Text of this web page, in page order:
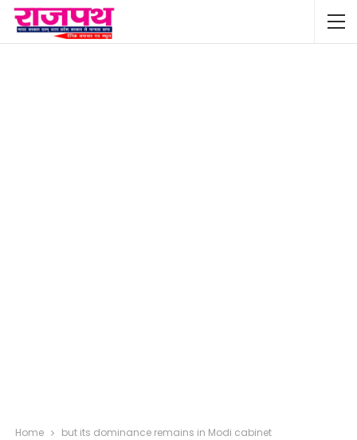
Home but its dominance remains in Modi cabinet